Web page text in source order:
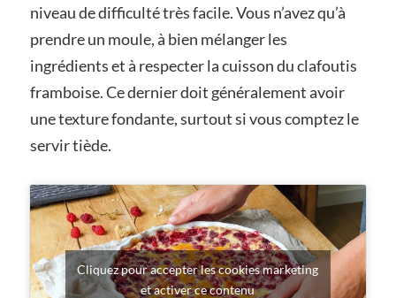
niveau de difficulté très facile. Vous n’avez qu’à
prendre un moule, à bien mélanger les
ingrédients et à respecter la cuisson du clafoutis
framboise. Ce dernier doit généralement avoir
une texture fondante, surtout si vous comptez le
servir tiède.
Cliquez pour accepter les cookies marketing
et activer ce contenu